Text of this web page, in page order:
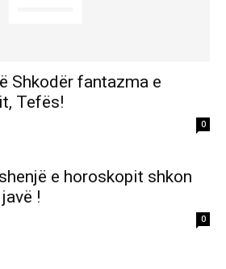
Shkodër fantazma e
Tefës!
0
e horoskopit shkon
!
0